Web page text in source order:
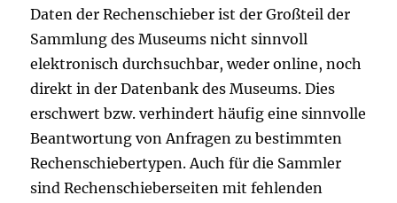
Daten der Rechenschieber ist der Großteil der
Sammlung des Museums nicht sinnvoll
elektronisch durchsuchbar, weder online, noch
direkt in der Datenbank des Museums. Dies
erschwert bzw. verhindert häufig eine sinnvolle
Beantwortung von Anfragen zu bestimmten
Rechenschiebertypen. Auch für die Sammler
sind Rechenschieberseiten mit fehlenden